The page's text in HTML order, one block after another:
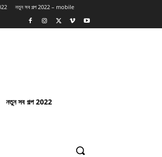
নতুন সব গল্প 2022 – mobile
নতুন সব গল্প 2022